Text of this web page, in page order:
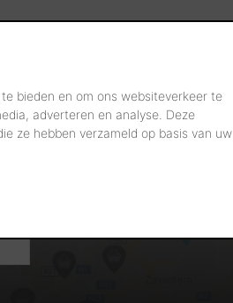
bieden en om ons websiteverkeer te
adverteren en analyse. Deze
ze hebben verzameld op basis van uw